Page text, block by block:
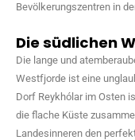
Bevölkerungszentren in
Die südlichen
Die lange und
Westfjorde ist eine
Dorf Reykhólar im Osten
die flache Küste
Landesinneren den